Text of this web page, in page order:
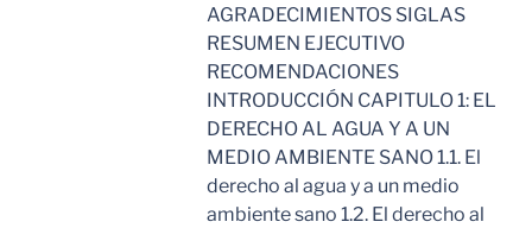
AGRADECIMIENTOS SIGLAS
RESUMEN EJECUTIVO
RECOMENDACIONES
INTRODUCCIÓN CAPITULO 1: EL
DERECHO AL AGUA Y A UN
MEDIO AMBIENTE SANO 1.1. El
derecho al agua y a un medio
ambiente sano 1.2. El derecho al